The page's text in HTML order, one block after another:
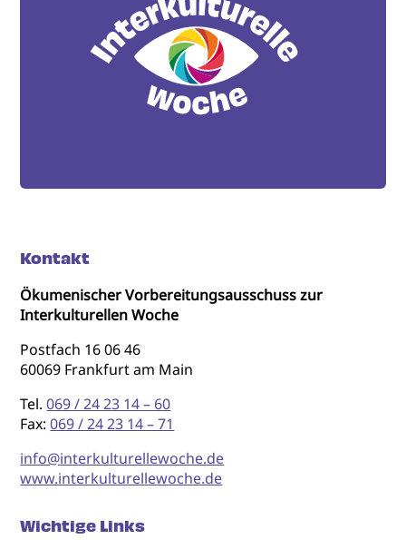
Kontakt
Ökumenischer Vorbereitungsausschuss zur
Interkulturellen Woche
Postfach 16 06 46
60069 Frankfurt am Main
Tel.069 / 24 23 14 – 60
Fax:069 / 24 23 14 – 71
info@interkulturellewoche.de
www.interkulturellewoche.de
Wichtige Links